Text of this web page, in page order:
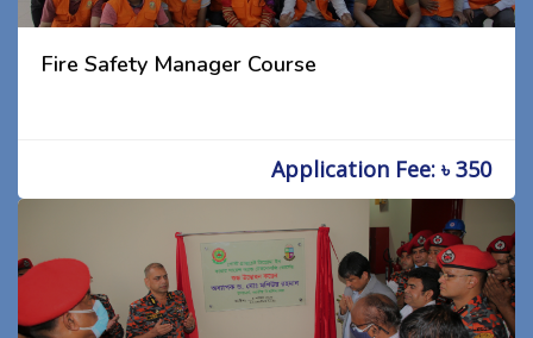
Fire Safety Manager Course
Application Fee: ৳ 350